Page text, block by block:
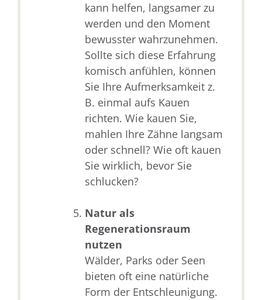
kann helfen, langsamer zu
werden und den Moment
bewusster wahrzunehmen.
Sollte sich diese Erfahrung
komisch anfühlen, können
Sie Ihre Aufmerksamkeit z.
B. einmal aufs Kauen
richten. Wie kauen Sie,
mahlen Ihre Zähne langsam
oder schnell? Wie oft kauen
Sie wirklich, bevor Sie
schlucken?
Natur als
Regenerationsraum
nutzen
Wälder, Parks oder Seen
bieten oft eine natürliche
Form der Entschleunigung.